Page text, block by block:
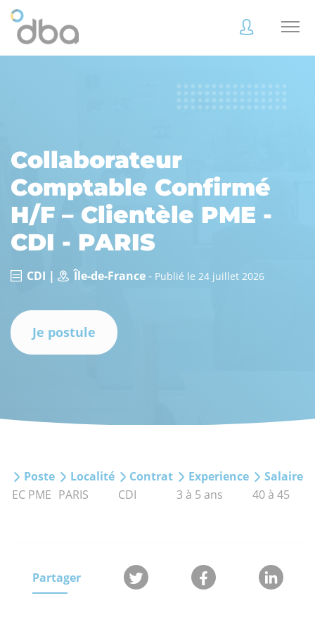
Accès
client
Accès
client
Collaborateur
Comptable Confirmé
H/F – Clientèle PME -
CDI - PARIS
CDI | Île-de-France- Publié le 24 juillet 2026
Je postule
Poste
EC PME
Localité
PARIS
Contrat
CDI
Experience
3 à 5 ans
Salaire
40 à 45
Partager